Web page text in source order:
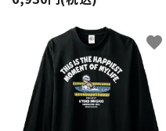
favorite